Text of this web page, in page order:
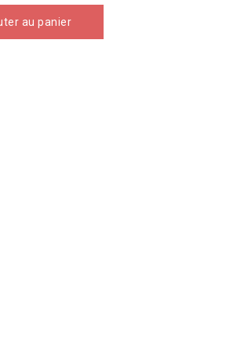
au panier